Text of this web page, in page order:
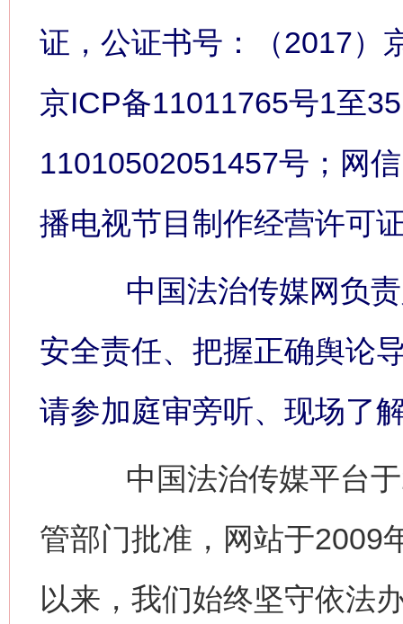
证，公证书号：（2017）
京ICP备11011765号1至
11010502051457号；网
播电视节目制作经营许可
中国法治传媒网负责
安全责任、把握正确舆论
请参加庭审旁听、现场了
中国法治传媒平台于
管部门批准，网站于2009
以来，我们始终坚守依法